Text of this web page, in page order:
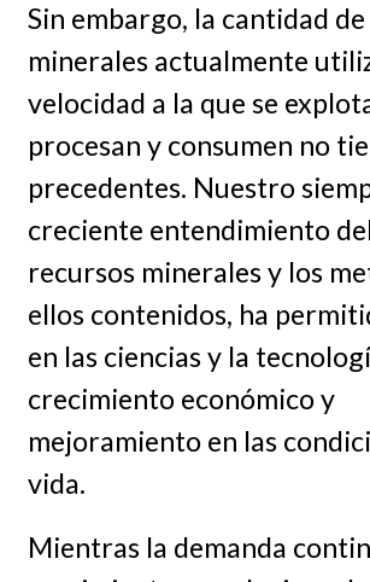
Sin embargo, la cantidad
minerales actualmente
velocidad a la que se
procesan y consumen no
precedentes. Nuestro
creciente entendimiento
recursos minerales y los
ellos contenidos, ha
en las ciencias y la
crecimiento económico y
mejoramiento en las
vida.
Mientras la demanda